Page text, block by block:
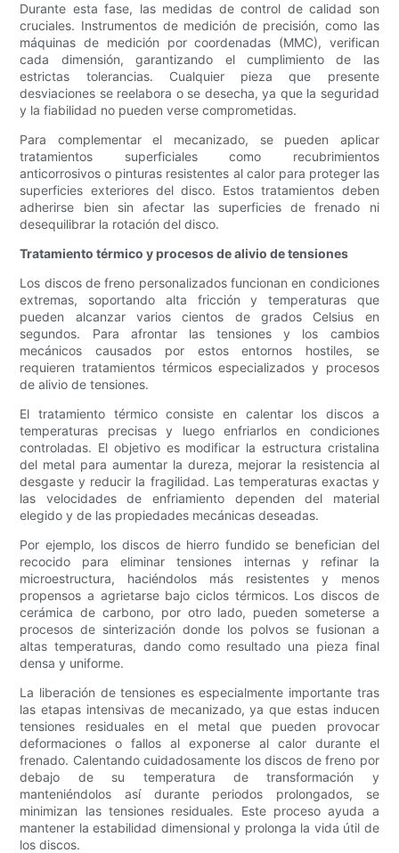
Durante esta fase, las medidas de control de calidad son
cruciales. Instrumentos de medición de precisión, como las
máquinas de medición por coordenadas (MMC), verifican
cada dimensión, garantizando el cumplimiento de las
estrictas tolerancias. Cualquier pieza que presente
desviaciones se reelabora o se desecha, ya que la seguridad
y la fiabilidad no pueden verse comprometidas.
Para complementar el mecanizado, se pueden aplicar
tratamientos superficiales como recubrimientos
anticorrosivos o pinturas resistentes al calor para proteger las
superficies exteriores del disco. Estos tratamientos deben
adherirse bien sin afectar las superficies de frenado ni
desequilibrar la rotación del disco.
Tratamiento térmico y procesos de alivio de tensiones
Los discos de freno personalizados funcionan en condiciones
extremas, soportando alta fricción y temperaturas que
pueden alcanzar varios cientos de grados Celsius en
segundos. Para afrontar las tensiones y los cambios
mecánicos causados ​​por estos entornos hostiles, se
requieren tratamientos térmicos especializados y procesos
de alivio de tensiones.
El tratamiento térmico consiste en calentar los discos a
temperaturas precisas y luego enfriarlos en condiciones
controladas. El objetivo es modificar la estructura cristalina
del metal para aumentar la dureza, mejorar la resistencia al
desgaste y reducir la fragilidad. Las temperaturas exactas y
las velocidades de enfriamiento dependen del material
elegido y de las propiedades mecánicas deseadas.
Por ejemplo, los discos de hierro fundido se benefician del
recocido para eliminar tensiones internas y refinar la
microestructura, haciéndolos más resistentes y menos
propensos a agrietarse bajo ciclos térmicos. Los discos de
cerámica de carbono, por otro lado, pueden someterse a
procesos de sinterización donde los polvos se fusionan a
altas temperaturas, dando como resultado una pieza final
densa y uniforme.
La liberación de tensiones es especialmente importante tras
las etapas intensivas de mecanizado, ya que estas inducen
tensiones residuales en el metal que pueden provocar
deformaciones o fallos al exponerse al calor durante el
frenado. Calentando cuidadosamente los discos de freno por
debajo de su temperatura de transformación y
manteniéndolos así durante periodos prolongados, se
minimizan las tensiones residuales. Este proceso ayuda a
mantener la estabilidad dimensional y prolonga la vida útil de
los discos.